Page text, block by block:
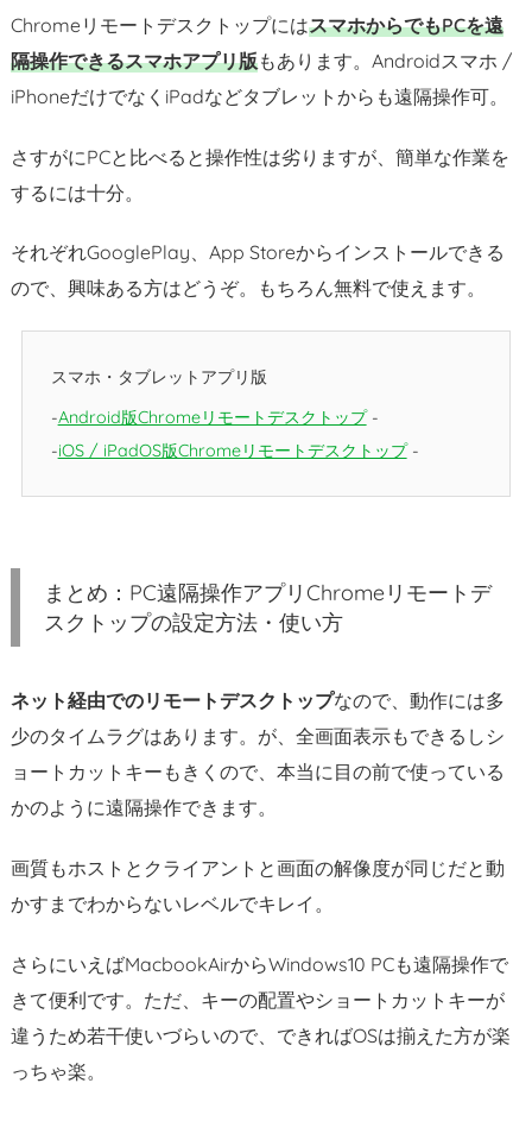
ChromeリモートデスクトップにはスマホからでもPCを遠
隔操作できるスマホアプリ版もあります。Androidスマホ /
iPhoneだけでなくiPadなどタブレットからも遠隔操作可。
さすがにPCと比べると操作性は劣りますが、簡単な作業を
するには十分。
それぞれGooglePlay、App Storeからインストールできる
ので、興味ある方はどうぞ。もちろん無料で使えます。
スマホ・タブレットアプリ版
Android版Chromeリモートデスクトップ
iOS / iPadOS版Chromeリモートデスクトップ
まとめ：PC遠隔操作アプリChromeリモートデ
スクトップの設定方法・使い方
ネット経由でのリモートデスクトップなので、動作には多
少のタイムラグはあります。が、全画面表示もできるしシ
ョートカットキーもきくので、本当に目の前で使っている
かのように遠隔操作できます。
画質もホストとクライアントと画面の解像度が同じだと動
かすまでわからないレベルでキレイ。
さらにいえばMacbookAirからWindows10 PCも遠隔操作で
きて便利です。ただ、キーの配置やショートカットキーが
違うため若干使いづらいので、できればOSは揃えた方が楽
っちゃ楽。